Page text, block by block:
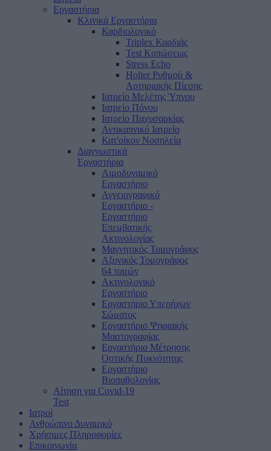
Εργαστήρια
Κλινικά Εργαστήρια
Καρδιολογικό
Triplex Καρδιάς
Test Κοπώσεως
Stress Echo
Holter Ρυθμού &
Αρτηριακής Πίεσης
Ιατρείο Μελέτης Ύπνου
Ιατρείο Πόνου
Ιατρείο Παχυσαρκίας
Αντικαπνικό Ιατρείο
Κατ'οίκον Νοσηλεία
Διαγνωστικά
Εργαστήρια
Αιμοδυναμικό
Εργαστήριο
Αγγειογραφικό
Εργαστήριο -
Εργαστήριο
Επεμβατικής
Ακτινολογίας
Μαγνητικός Τομογράφος
Αξονικός Τομογράφος
64 τομών
Ακτινολογικό
Εργαστήριο
Εργαστήριο Υπερήχων
Σώματος
Εργαστήριο Ψηφιακής
Μαστογραφίας
Εργαστήριο Μέτρησης
Οστικής Πυκνότητας
Εργαστήριο
Βιοπαθολογίας
Αίτηση για Covid-19
Test
Ιατροί
Ανθρώπινο Δυναμικό
Χρήσιμες Πληροφορίες
Επικοινωνία